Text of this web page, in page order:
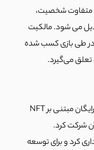
متفاوت شخصیت،
می شود. مالکیت
در طی بازی کسب شده
» یک بازی رایگان مبتنی بر NFT
شرکت کرد.
کرد و برای توسعه